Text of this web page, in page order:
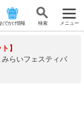
おでかけ情報 検 索 メニュー
】
らいフェスティバ